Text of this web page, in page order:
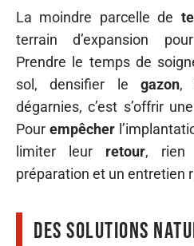
La moindre parcelle de
terrain d’expansion
Prendre le temps de
sol, densifier le gazon,
dégarnies, c’est s’offrir
Pour empêcher
limiter leur retour, rien
préparation et un entretien
Des solutions